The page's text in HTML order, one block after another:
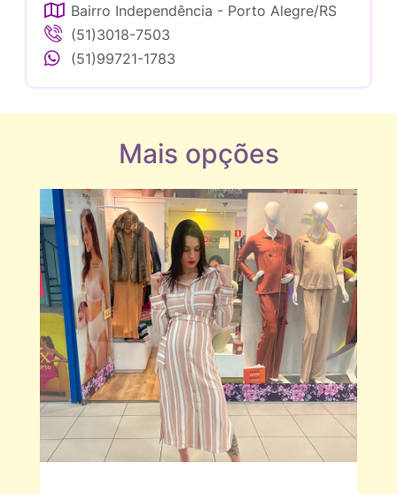
Bairro Independência - Porto Alegre/RS
(51)3018-7503
(51)99721-1783
Mais opções